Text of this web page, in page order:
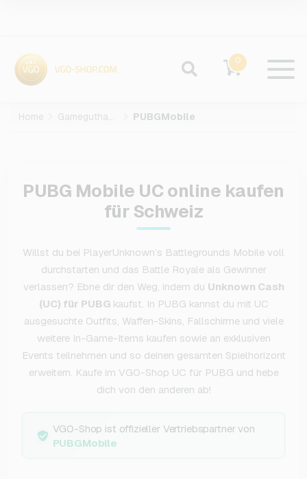
0
Home Gameguthaben PUBGMobile
PUBG Mobile UC online kaufen
für Schweiz
Willst du bei PlayerUnknown’s Battlegrounds Mobile voll
durchstarten und das Battle Royale als Gewinner
verlassen? Ebne dir den Weg, indem du Unknown Cash
(UC) für PUBG kaufst. In PUBG kannst du mit UC
ausgesuchte Outfits, Waffen-Skins, Fallschirme und viele
weitere In-Game-Items kaufen sowie an exklusiven
Events teilnehmen und so deinen gesamten Spielhorizont
erweitern. Kaufe im VGO-Shop UC für PUBG und hebe
dich von den anderen ab!
VGO-Shop ist offizieller Vertriebspartner von
PUBGMobile